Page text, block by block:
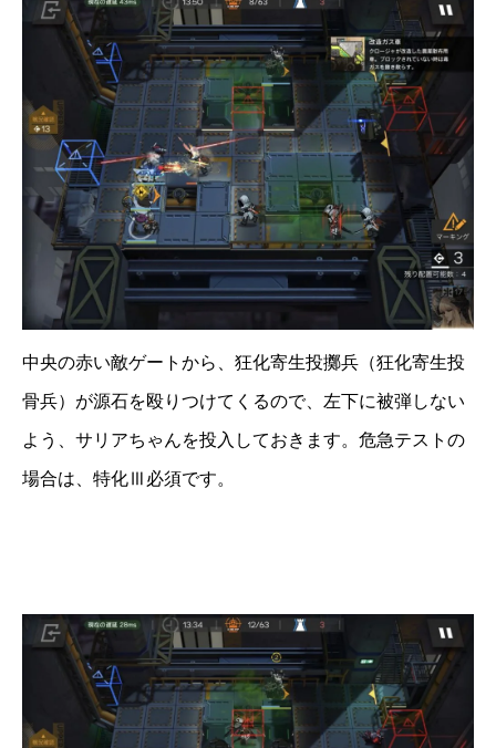
中央の赤い敵ゲートから、狂化寄生投擲兵（狂化寄生投
骨兵）が源石を殴りつけてくるので、左下に被弾しない
よう、サリアちゃんを投入しておきます。危急テストの
場合は、特化Ⅲ必須です。